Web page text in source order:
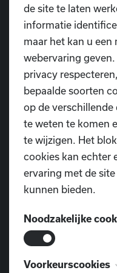
Wil jij ook
dansen?
Recreatief dansen is
beginners of mensen
Ook dansers met een
perfect terecht in een
competitie aan te pas
D.I.O.P. bieden we
verschillende
Masterclass. Dit
choreografieën aan te
allemaal zonder
Iedereen is welkom,
de site te laten
informatie
maar het kan u een
webervaring
privacy
bepaalde soorten
op de
te weten te komen
te wijzigen. Het
cookies kan echter
ervaring met de
kunnen bieden.
Noodzakelijke
Deze cookies zijn
Voorkeurscookies